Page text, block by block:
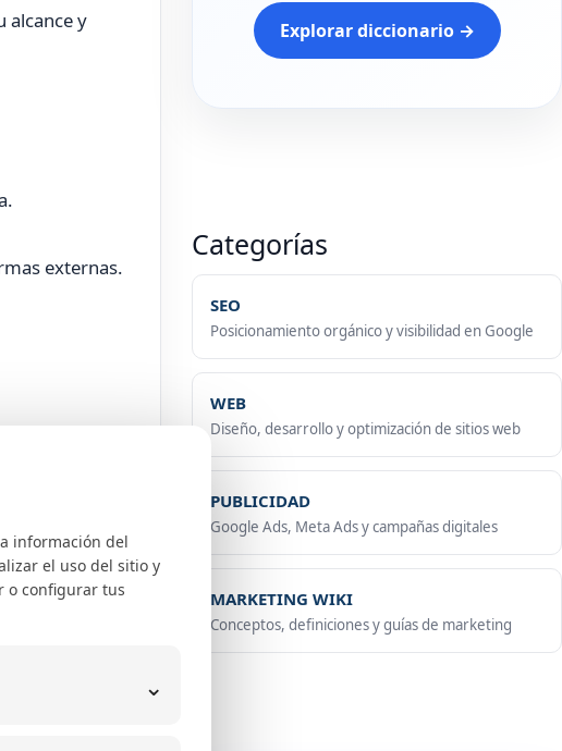
alcance y
externas.
Explorar diccionario →
Categorías
SEO
Posicionamiento orgánico y visibilidad en Google
WEB
Diseño, desarrollo y optimización de sitios web
PUBLICIDAD
Google Ads, Meta Ads y campañas digitales
MARKETING WIKI
Conceptos, definiciones y guías de marketing
información del
el uso del sitio y
o configurar tus
⌄